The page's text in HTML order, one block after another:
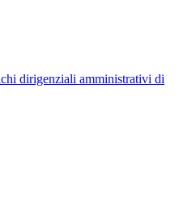
dirigenziali amministrativi di